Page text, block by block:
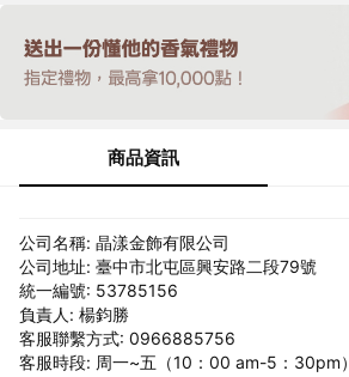
商品資訊
公司名稱: 晶漾金飾有限公司
公司地址: 臺中市北屯區興安路二段79號
統一編號: 53785156
負責人: 楊鈞勝
客服聯繫方式: 0966885756
客服時段: 周一~五（10：00 am-5：30pm）